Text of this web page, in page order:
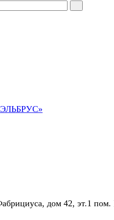
дом 42, эт.1